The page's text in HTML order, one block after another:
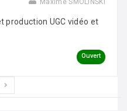
Maxime SMOLINSKI
UGC vidéo et
Ouvert